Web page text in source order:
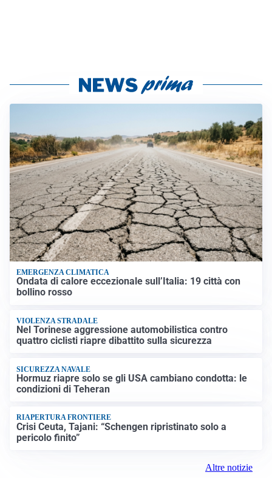
EMERGENZA CLIMATICA
Ondata di calore eccezionale sull’Italia: 19 città con
bollino rosso
VIOLENZA STRADALE
Nel Torinese aggressione automobilistica contro
quattro ciclisti riapre dibattito sulla sicurezza
SICUREZZA NAVALE
Hormuz riapre solo se gli USA cambiano condotta: le
condizioni di Teheran
RIAPERTURA FRONTIERE
Crisi Ceuta, Tajani: “Schengen ripristinato solo a
pericolo finito”
Altre notizie